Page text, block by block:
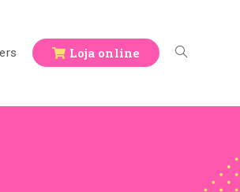
Loja online